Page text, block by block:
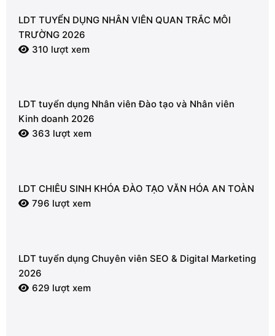
LDT TUYỂN DỤNG NHÂN VIÊN QUAN TRẮC MÔI
TRƯỜNG 2026
310 lượt xem
LDT tuyển dụng Nhân viên Đào tạo và Nhân viên
Kinh doanh 2026
363 lượt xem
LDT CHIÊU SINH KHÓA ĐÀO TẠO VĂN HÓA AN TOÀN
796 lượt xem
LDT tuyển dụng Chuyên viên SEO & Digital Marketing
2026
629 lượt xem